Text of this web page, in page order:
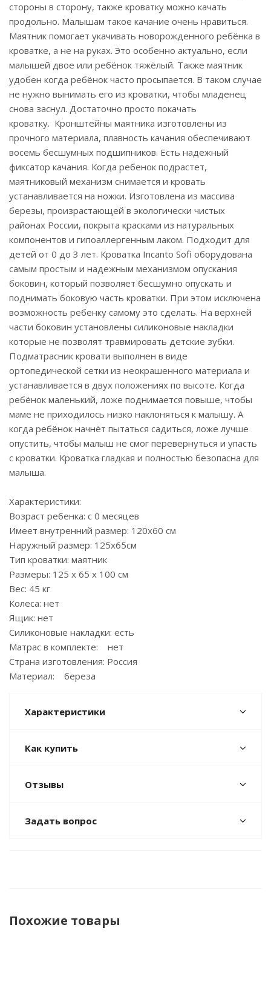
стороны в сторону, также кроватку можно качать
продольно. Малышам такое качание очень нравиться.
Маятник помогает укачивать новорожденного ребёнка в
кроватке, а не на руках. Это особенно актуально, если
малышей двое или ребёнок тяжёлый. Также маятник
удобен когда ребёнок часто просыпается. В таком случае
не нужно вынимать его из кроватки, чтобы младенец
снова заснул. Достаточно просто покачать
кроватку. Кронштейны маятника изготовлены из
прочного материала, плавность качания обеспечивают
восемь бесшумных подшипников. Есть надежный
фиксатор качания. Когда ребенок подрастет,
маятниковый механизм снимается и кровать
устанавливается на ножки. Изготовлена из массива
березы, произрастающей в экологически чистых
районах России, покрыта красками из натуральных
компонентов и гипоаллергенным лаком. Подходит для
детей от 0 до 3 лет. Кроватка Incanto Sofi оборудована
самым простым и надежным механизмом опускания
боковин, который позволяет бесшумно опускать и
поднимать боковую часть кроватки. При этом исключена
возможность ребенку самому это сделать. На верхней
части боковин установлены силиконовые накладки
которые не позволят травмировать детские зубки.
Подматрасник кровати выполнен в виде
ортопедической сетки из неокрашенного материала и
устанавливается в двух положениях по высоте. Когда
ребёнок маленький, ложе поднимается повыше, чтобы
маме не приходилось низко наклоняться к малышу. А
когда ребёнок начнёт пытаться садиться, ложе лучше
опустить, чтобы малыш не смог перевернуться и упасть
с кроватки. Кроватка гладкая и полностью безопасна для
малыша.
Характеристики:
Возраст ребенка: с 0 месяцев
Имеет внутренний размер: 120х60 см
Наружный размер: 125х65см
Тип кроватки: маятник
Размеры: 125 х 65 х 100 см
Вес: 45 кг
Колеса: нет
Ящик: нет
Силиконовые накладки: есть
Матрас в комплекте: нет
Страна изготовления: Россия
Материал: береза
Характеристики
Как купить
Отзывы
Задать вопрос
Похожие товары